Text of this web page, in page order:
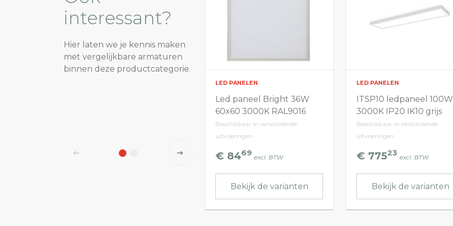
interessant?
Hier laten we je kennis maken
met vergelijkbare armaturen
binnen deze productcategorie.
LED PANELEN
Led paneel Bright 36W
60x60 3000K RAL9016
Beschikbaar in verschillende
uitvoeringen
€ 8469 excl. BTW
Bekijk de varianten
LED PANELEN
ITSP10 ledpaneel 100W
3000K IP20 IK10 grijs
Beschikbaar in verschillende
uitvoeringen
€ 77523 excl. BTW
Bekijk de varianten